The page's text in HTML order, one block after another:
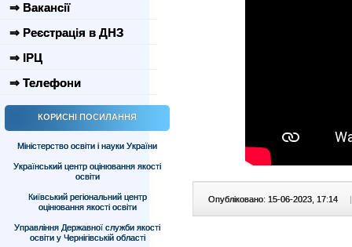
⇒ Вакансії
⇒ Реєстрація в ДНЗ
⇒ ІРЦ
⇒ Телефони
КОРИСНІ ПОСИЛАННЯ
Міністерство освіти і науки України
Український центр оцінювання якості
освіти
Київський регіональний центр
оцінювання якості освіти
Управління Державної служби якості
освіти у Чернігівській області
Опубліковано: 15-06-2023, 17:14 |